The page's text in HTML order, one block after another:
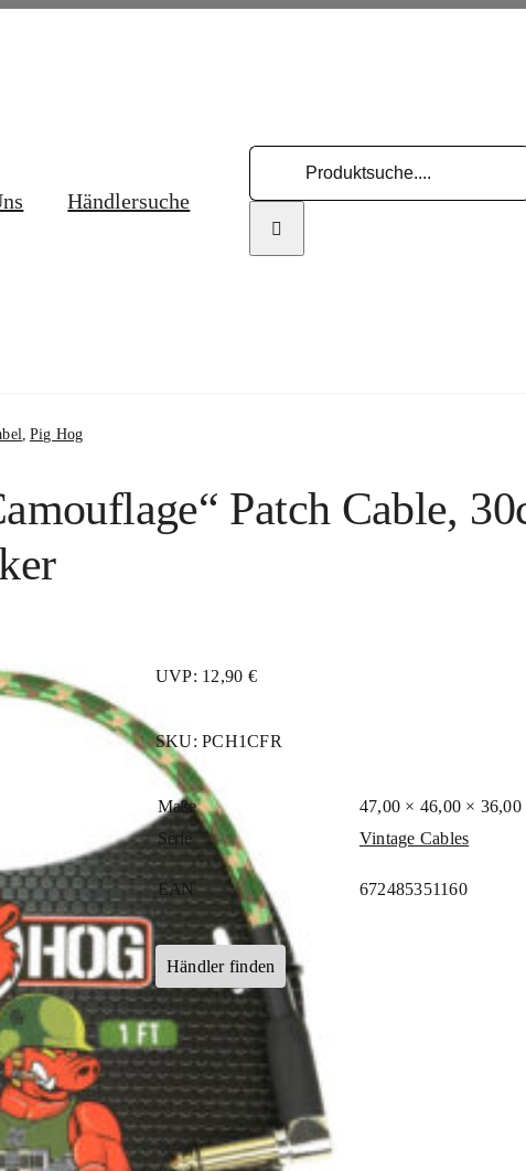
Händlersuche
Pig Hog
Patch Cable,
UVP: 12,90 €
SKU:PCH1CFR
Maße
47,00 × 46,00 × 36,00
Serie
Vintage Cables
EAN 672485351160
Händler finden